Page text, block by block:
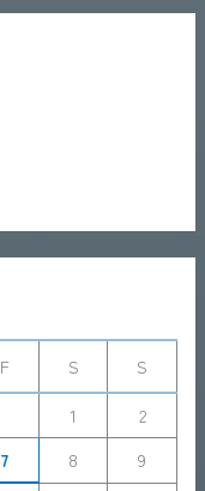
F S
S
1
2
7 8
9